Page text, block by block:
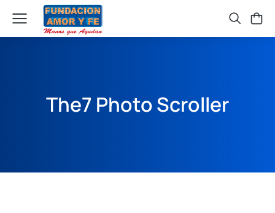
The7 Photo Scroller